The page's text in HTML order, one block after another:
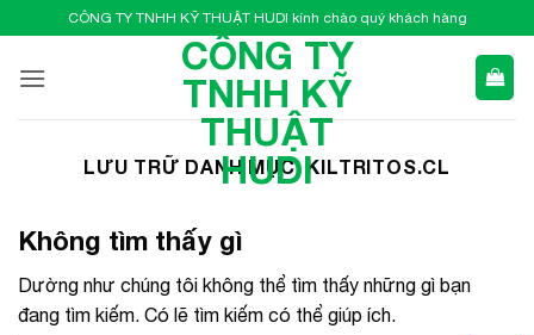
qua
nội
CÔNG TY TNHH KỸ THUẬT HUDI kính chào quý khách hàng
CÔNG TY
TNHH KỸ
THUẬT
HUDI
LƯU TRỮ DANH MỤC: KILTRITOS.CL
Không tìm thấy gì
Dường như chúng tôi không thể tìm thấy những gì bạn
đang tìm kiếm. Có lẽ tìm kiếm có thể giúp ích.